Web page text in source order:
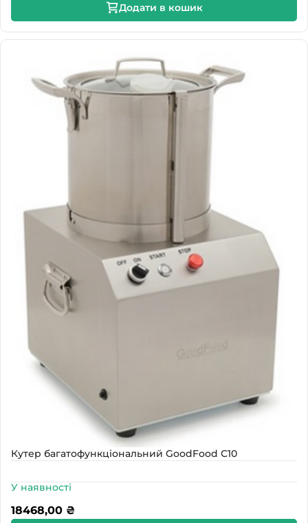
Додати в кошик
Кутер багатофункціональний GoodFood С10
У наявності
18468,00 ₴